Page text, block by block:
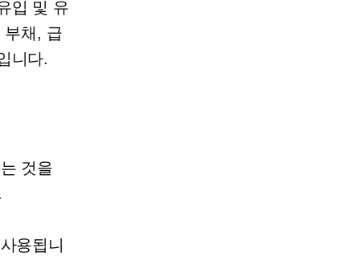
입 및 유
부채, 급
니다.
것을
용됩니